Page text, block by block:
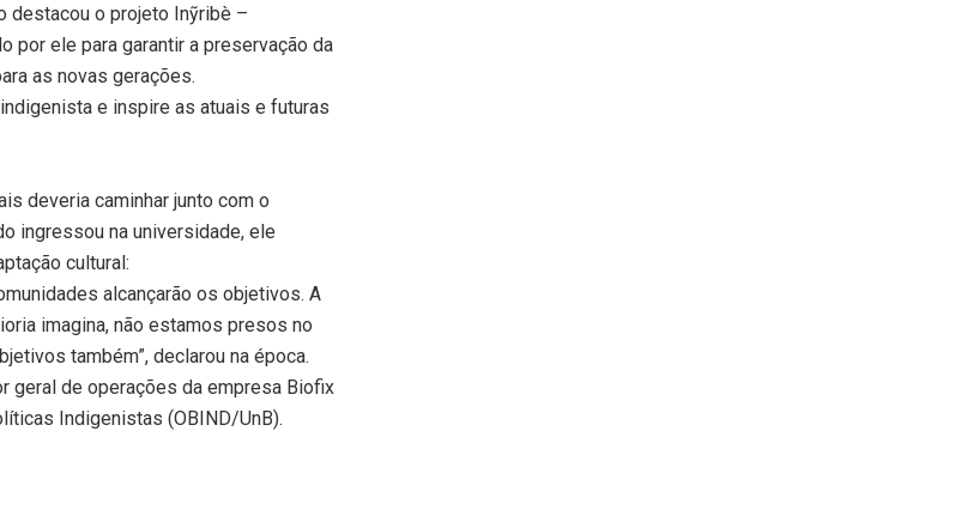
destacou o projeto Inỹribè –
por ele para garantir a preservação da
as novas gerações.
e inspire as atuais e futuras
deveria caminhar junto com o
ingressou na universidade, ele
cultural:
alcançarão os objetivos. A
imagina, não estamos presos no
também”, declarou na época.
geral de operações da empresa Biofix
Indigenistas (OBIND/UnB).